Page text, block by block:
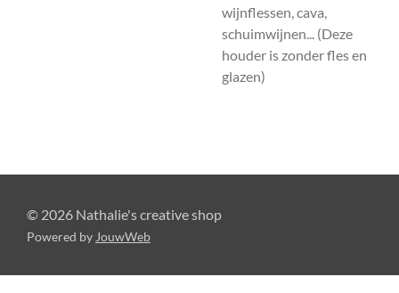
wijnflessen, cava,
schuimwijnen... (Deze
houder is zonder fles en
glazen)
© 2026 Nathalie's creative shop
Powered by JouwWeb